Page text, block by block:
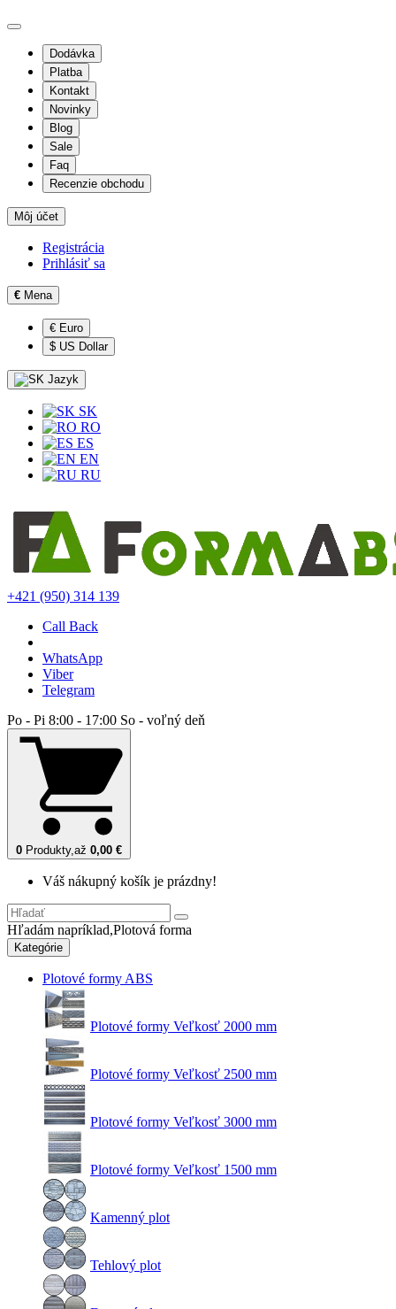
Dodávka
Platba
Kontakt
Novinky
Blog
Sale
Faq
Recenzie obchodu
Môj účet
Registrácia
Prihlásiť sa
€ Mena
€ Euro
$ US Dollar
Jazyk
SK
RO
ES
EN
RU
+421 (950) 314 139
Call Back
WhatsApp
Viber
Telegram
Po - Pi 8:00 - 17:00 So - voľný deň
0 Produkty,až 0,00 €
Váš nákupný košík je prázdny!
Hľadám napríklad,Plotová forma
Kategórie
Plotové formy ABS
Plotové formy Veľkosť 2000 mm
Plotové formy Veľkosť 2500 mm
Plotové formy Veľkosť 3000 mm
Plotové formy Veľkosť 1500 mm
Kamenný plot
Tehlový plot